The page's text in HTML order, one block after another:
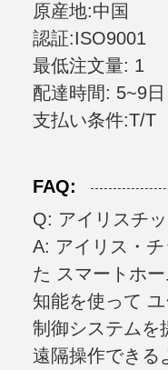
原産地:中国
認証:ISO9001
最低注文量: 1
配達時間: 5~9日
支払い条件:T/T
FAQ:
Q: アイリスチ
A: アイリス・
た スマートホ
知能を使って
制御システムを
遠隔操作できる